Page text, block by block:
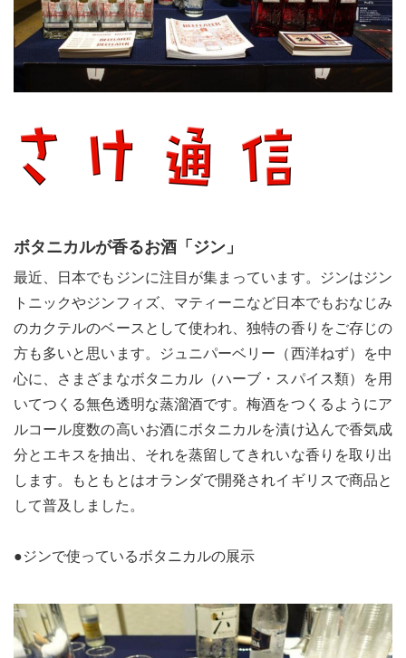
ボタニカルが香るお酒「ジン」
最近、日本でもジンに注目が集まっています。ジンはジン
トニックやジンフィズ、マティーニなど日本でもおなじみ
のカクテルのベースとして使われ、独特の香りをご存じの
方も多いと思います。ジュニパーベリー（西洋ねず）を中
心に、さまざまなボタニカル（ハーブ・スパイス類）を用
いてつくる無色透明な蒸溜酒です。梅酒をつくるようにア
ルコール度数の高いお酒にボタニカルを漬け込んで香気成
分とエキスを抽出、それを蒸留してきれいな香りを取り出
します。もともとはオランダで開発されイギリスで商品と
して普及しました。
●ジンで使っているボタニカルの展示